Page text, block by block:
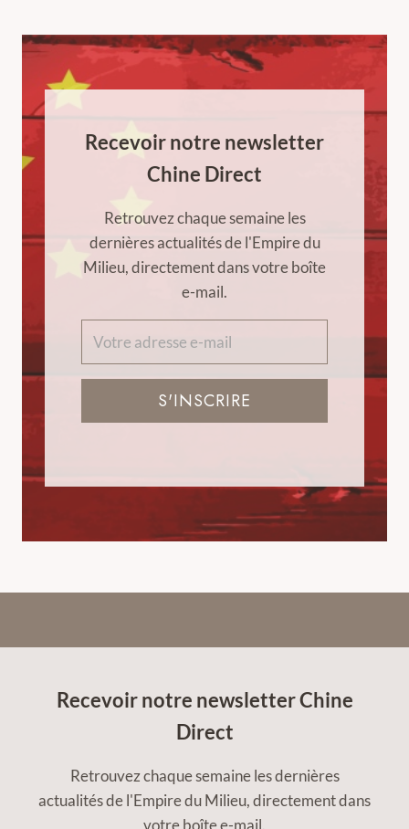
Recevoir notre newsletter
Chine Direct
Retrouvez chaque semaine les
dernières actualités de l'Empire du
Milieu, directement dans votre boîte
e-mail.
S'INSCRIRE
Recevoir notre newsletter Chine
Direct
Retrouvez chaque semaine les dernières
actualités de l'Empire du Milieu, directement dans
votre boîte e-mail.